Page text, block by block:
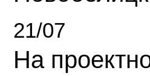
21/07
На